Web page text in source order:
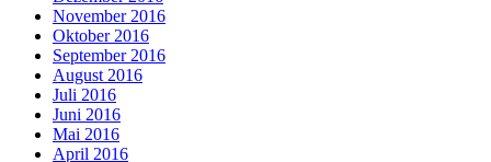
November 2016
Oktober 2016
September 2016
August 2016
Juli 2016
Juni 2016
Mai 2016
April 2016